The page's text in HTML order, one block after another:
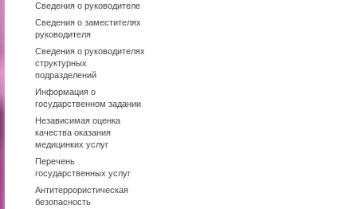
Сведения о руководителе
Сведения о заместителях
руководителя
Сведения о руководителях
структурных
подразделений
Информация о
государственном задании
Независимая оценка
качества оказания
медицинких услуг
Перечень
государственных услуг
Антитеррористическая
безопасность